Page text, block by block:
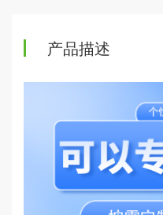
产品描述